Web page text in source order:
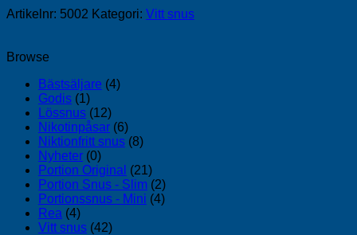
Artikelnr: 5002 Kategori: Vitt snus
Browse
Bästsäljare (4)
Godis (1)
Lössnus (12)
Nikotinpåsar (6)
Niktionfritt snus (8)
Nyheter (0)
Portion Original (21)
Portion Snus - Slim (2)
Portionssnus - Mini (4)
Rea (4)
Vitt snus (42)